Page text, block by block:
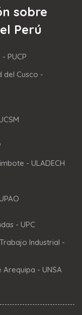
sobre
Perú
PUCP
del Cusco -
- ULADECH
- UPC
Industrial -
Arequipa - UNSA